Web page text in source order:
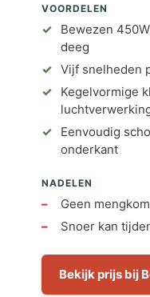
VOORDELEN
Bewezen
deeg
Vijf snelheden
Kegelvormige
Eenvoudig
onderkant
NADELEN
Geen
Snoer kan
Bekijk prijs bij